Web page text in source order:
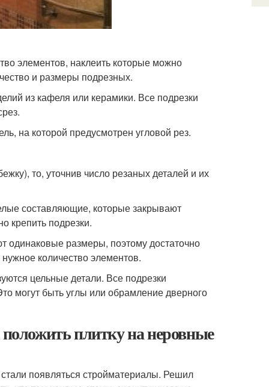
элементов, наклеить которые можно
и размеры подрезных.
из кафеля или керамики. Все подрезки
на которой предусмотрен угловой рез.
то, уточнив число резаных деталей и их
составляющие, которые закрывают
крепить подрезки.
одинаковые размеры, поэтому достаточно
количество элементов.
цельные детали. Все подрезки
могут быть углы или обрамление дверного
плитку на неровные
появляться стройматериалы. Решил